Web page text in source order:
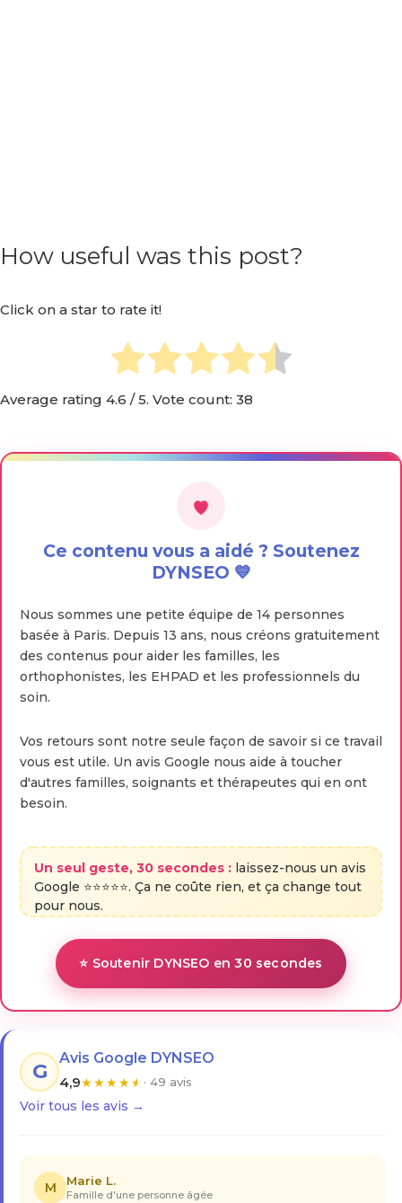
How useful was this post?
Click on a star to rate it!
Average rating 4.6 / 5. Vote count: 38
Ce contenu vous a aidé ? Soutenez
DYNSEO 💙
Nous sommes une petite équipe de 14 personnes
basée à Paris. Depuis 13 ans, nous créons gratuitement
des contenus pour aider les familles, les
orthophonistes, les EHPAD et les professionnels du
soin.
Vos retours sont notre seule façon de savoir si ce travail
vous est utile. Un avis Google nous aide à toucher
d'autres familles, soignants et thérapeutes qui en ont
besoin.
Un seul geste, 30 secondes : laissez-nous un avis
Google ⭐⭐⭐⭐⭐. Ça ne coûte rien, et ça change tout
pour nous.
⭐ Soutenir DYNSEO en 30 secondes
G
Avis Google DYNSEO
4,9★★★★★ · 49 avis
Voir tous les avis →
M Marie L.
Famille d'une personne âgée